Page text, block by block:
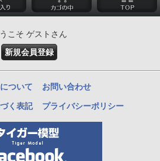
こそ ゲストさん
新規会員登録
ついて お問い合わせ
く表記 プライバシーポリシー